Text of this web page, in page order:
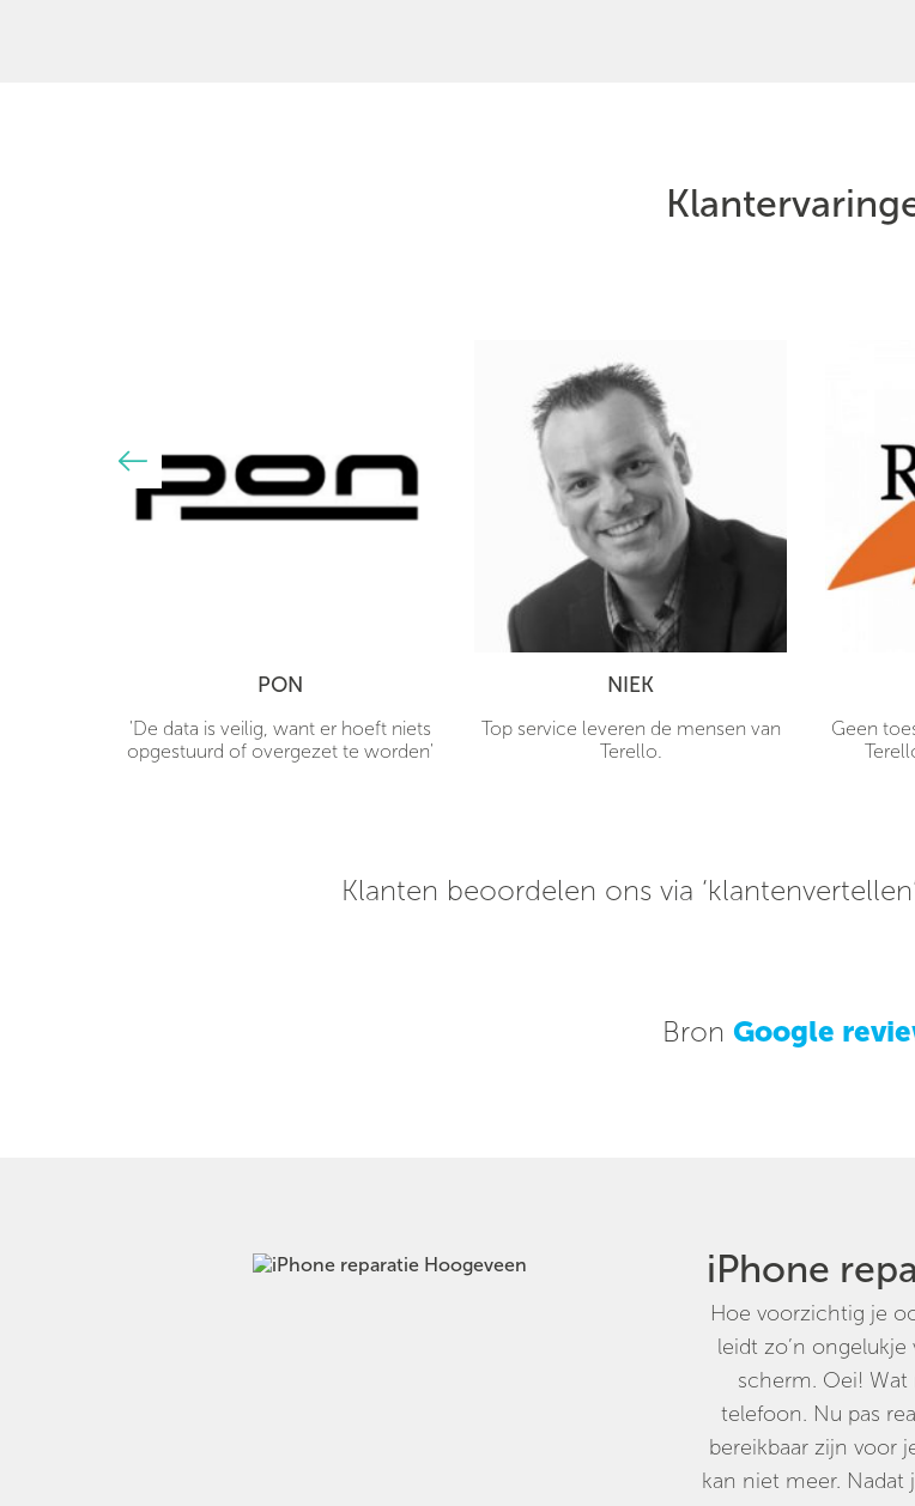
PON
'De data is veilig, want er hoeft niets
opgestuurd of overgezet te worden'
NIEK
Top service leveren de mensen van
Terello.
Geen
Klanten beoordelen ons via
Bron Google
iPhone
Hoe voorzichtig je
leidt zo’n
scherm. Oei! Wat
telefoon. Nu pas
bereikbaar zijn voor
kan niet meer. Nadat